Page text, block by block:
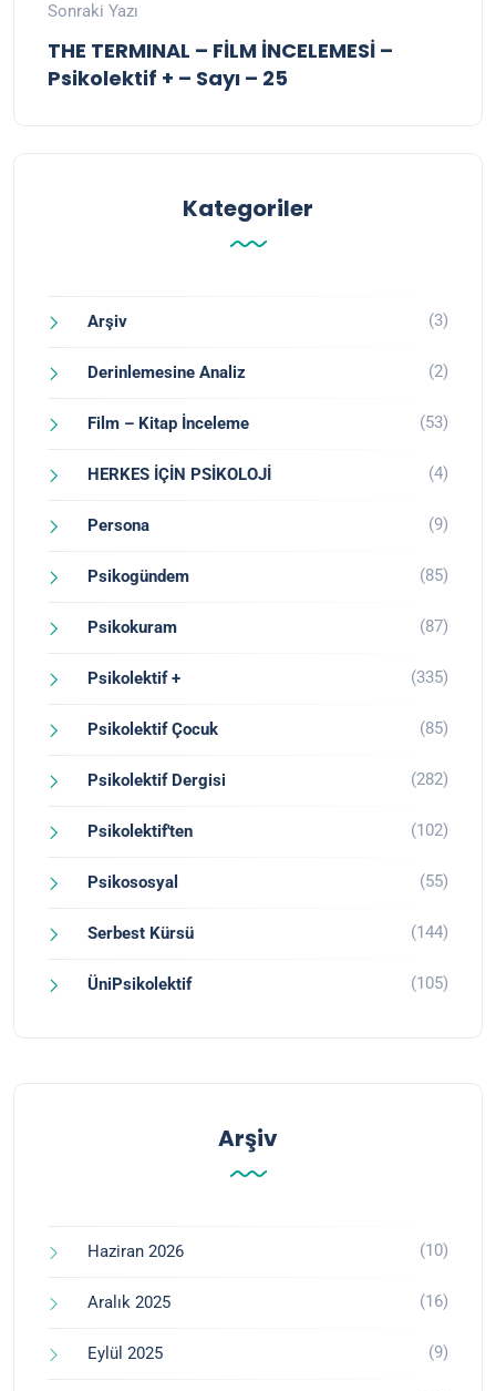
Sonraki Yazı
THE TERMINAL – FİLM İNCELEMESİ –
Psikolektif + – Sayı – 25
Kategoriler
Arşiv (3)
Derinlemesine Analiz (2)
Film – Kitap İnceleme (53)
HERKES İÇİN PSİKOLOJİ (4)
Persona (9)
Psikogündem (85)
Psikokuram (87)
Psikolektif + (335)
Psikolektif Çocuk (85)
Psikolektif Dergisi (282)
Psikolektif'ten (102)
Psikososyal (55)
Serbest Kürsü (144)
ÜniPsikolektif (105)
Arşiv
Haziran 2026 (10)
Aralık 2025 (16)
Eylül 2025 (9)